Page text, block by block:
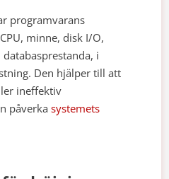
programvarans
minne, disk I/O,
i
Den hjälper till att
ineffektiv
påverkasystemets